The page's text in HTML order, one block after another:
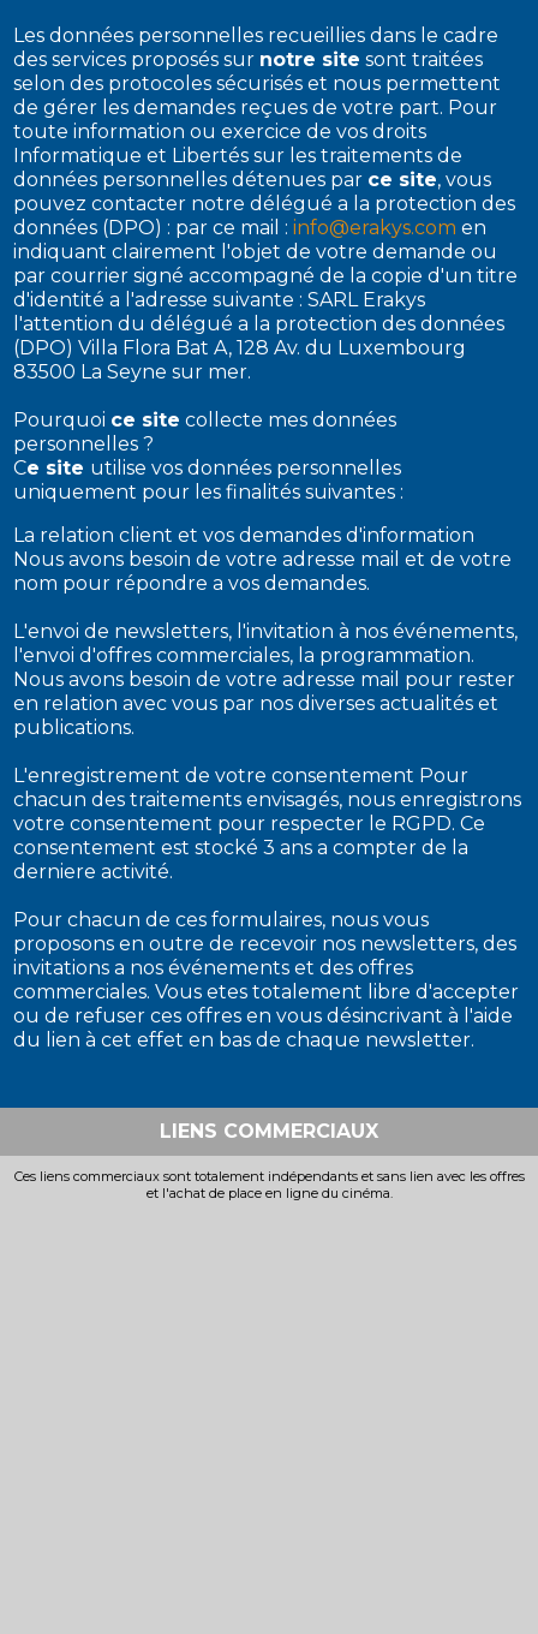
Les données personnelles recueillies dans le cadre
des services proposés sur notre site sont traitées
selon des protocoles sécurisés et nous permettent
de gérer les demandes reçues de votre part. Pour
toute information ou exercice de vos droits
Informatique et Libertés sur les traitements de
données personnelles détenues par ce site, vous
pouvez contacter notre délégué a la protection des
données (DPO) : par ce mail : info@erakys.com en
indiquant clairement l'objet de votre demande ou
par courrier signé accompagné de la copie d'un titre
d'identité a l'adresse suivante : SARL Erakys
l'attention du délégué a la protection des données
(DPO) Villa Flora Bat A, 128 Av. du Luxembourg
83500 La Seyne sur mer.
Pourquoi ce site collecte mes données
personnelles ?
Ce site utilise vos données personnelles
uniquement pour les finalités suivantes :
La relation client et vos demandes d'information
Nous avons besoin de votre adresse mail et de votre
nom pour répondre a vos demandes.
L'envoi de newsletters, l'invitation à nos événements,
l'envoi d'offres commerciales, la programmation.
Nous avons besoin de votre adresse mail pour rester
en relation avec vous par nos diverses actualités et
publications.
L'enregistrement de votre consentement Pour
chacun des traitements envisagés, nous enregistrons
votre consentement pour respecter le RGPD. Ce
consentement est stocké 3 ans a compter de la
derniere activité.
Pour chacun de ces formulaires, nous vous
proposons en outre de recevoir nos newsletters, des
invitations a nos événements et des offres
commerciales. Vous etes totalement libre d'accepter
ou de refuser ces offres en vous désincrivant à l'aide
du lien à cet effet en bas de chaque newsletter.
LIENS COMMERCIAUX
Ces liens commerciaux sont totalement indépendants et sans lien avec les offres
et l'achat de place en ligne du cinéma.